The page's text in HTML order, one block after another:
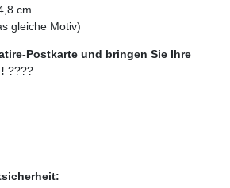
cm
gleiche Motiv)
Postkarte und bringen Sie Ihre
????